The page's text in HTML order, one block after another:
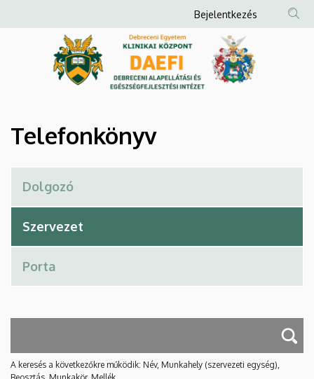
Debreceni
és
Egészségfejlesztési
Intézet
a
Anonim
Felhasználói
fiók
menüje
Bejelentkezés
Telefonkönyv
A keresés a következőkre működik: Név, Munkahely (szervezeti egység),